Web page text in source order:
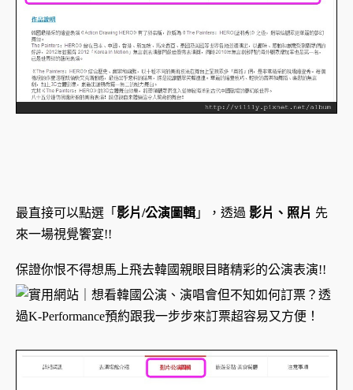
最直接可以點選「 影片/公演圖輯 」，透過 影片、照片 先
來一場視覺饗宴!!
保證你恨不得想馬上飛去韓國親眼目睹精彩的公演表演!!